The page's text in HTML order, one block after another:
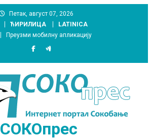
Петак, август 07, 2026
ЋИРИЛИЦА
LATINICA
Преузми мобилну апликацију
СОКОпрес